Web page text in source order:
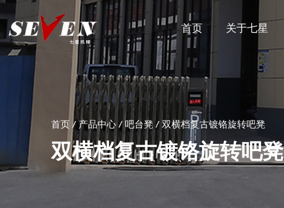
首页 关于七星
首页 /产品中心/ 吧台凳 / 双横档复古镀铬旋转吧凳
双横档复古镀铬旋转吧凳